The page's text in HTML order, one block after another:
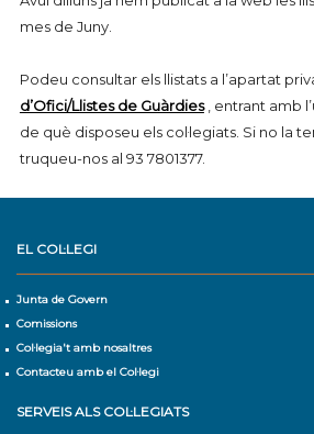
mes de Juny.
Podeu consultar els llistats a l’apartat
d’Ofici/Llistes de Guàrdies, entrant amb
de què disposeu els col·legiats. Si no la
truqueu-nos al 93 7801377.
EL COL·LEGI
Junta de Govern
Comissions
Col·legia't amb nosaltres
Contacteu amb el Col·legi
SERVEIS ALS COL·LEGIATS